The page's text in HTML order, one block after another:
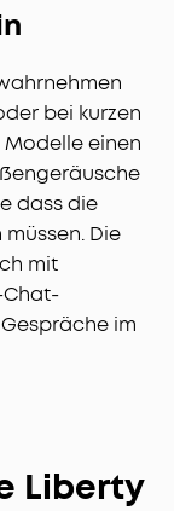
bei kurzen
einen
dass die
Die
mit
Chat-
im
Liberty